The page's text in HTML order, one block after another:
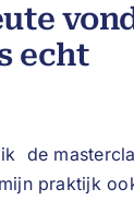
echt
de
praktijk